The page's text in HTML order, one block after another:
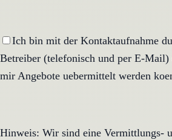
Ich bin mit der Kontaktaufnahme
Betreiber (telefonisch und per E-Mail)
mir Angebote uebermittelt werden
Hinweis: Wir sind eine Vermittlungs-